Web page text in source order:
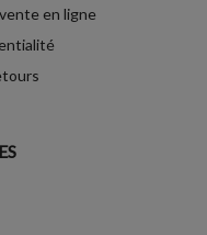
en ligne